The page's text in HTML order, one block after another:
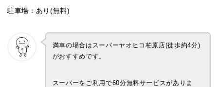
駐車場：あり(無料)
満車の場合はスーパーヤオヒコ柏原店(徒歩約4分)
がおすすめです。
スーパーをご利用で60分無料サービスがありま